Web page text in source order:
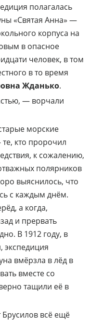
полагалась
«Святая Анна» —
корпуса на
в опасное
человек, в том
в то время
Жданько.
— ворчали
морские
кто пророчил
к сожалению,
полярников
выяснилось, что
с каждым днём.
а когда,
и прервать
В 1912 году, в
экспедиция
вмёрзла в лёд в
вместе со
тащили её в
всё ещё